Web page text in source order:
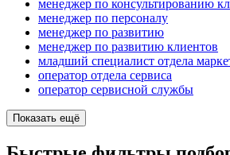
менеджер по консультированию
менеджер по персоналу
менеджер по развитию
менеджер по развитию клиентов
младший специалист отдела
оператор отдела сервиса
оператор сервисной службы
Показать ещё